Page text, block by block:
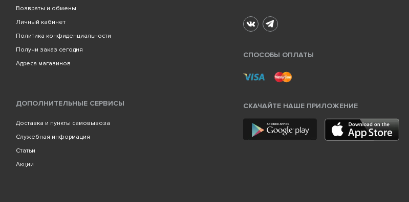
Возвраты и обмены
Личный кабинет
Политика конфиденциальности
Получи заказ сегодня
Адреса магазинов
ДОПОЛНИТЕЛЬНЫЕ СЕРВИСЫ
Доставка и пункты самовывоза
Служебная информация
Статьи
Акции
СПОСОБЫ ОПЛАТЫ
СКАЧАЙТЕ НАШЕ ПРИЛОЖЕНИЕ